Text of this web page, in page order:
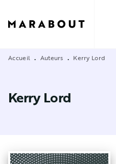
Accueil • Auteurs • Kerry Lord
Kerry Lord